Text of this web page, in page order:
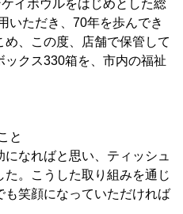
イボウルをはじめとした総
いただき、70年を歩んでき
、この度、店舗で保管して
クス330箱を、市内の福祉
と
なればと思い、ティッシュ
。こうした取り組みを通じ
笑顔になっていただければ